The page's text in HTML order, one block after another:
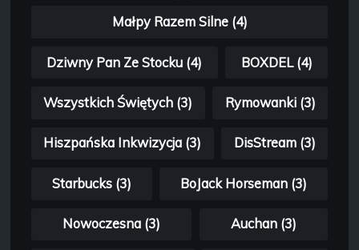
Małpy Razem Silne (4)
Dziwny Pan Ze Stocku (4) BOXDEL (4)
Wszystkich Świętych (3) Rymowanki (3)
Hiszpańska Inkwizycja (3) DisStream (3)
Starbucks (3) BoJack Horseman (3)
Nowoczesna (3) Auchan (3)